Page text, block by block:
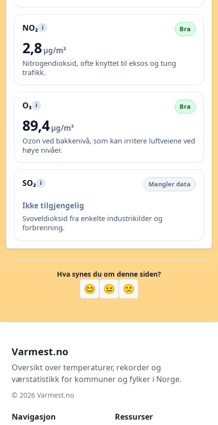
NO₂ i Bra
2,8 µg/m³
Nitrogendioksid, ofte knyttet til eksos og tung
trafikk.
O₃ i Bra
89,4 µg/m³
Ozon ved bakkenivå, som kan irritere luftveiene ved
høye nivåer.
SO₂ i Mangler data
Ikke tilgjengelig
Svoveldioksid fra enkelte industrikilder og
forbrenning.
Hva synes du om denne siden?
😊 😐 🙁
Varmest.no
Oversikt over temperaturer, rekorder og
værstatistikk for kommuner og fylker i Norge.
© 2026 Varmest.no
Navigasjon
Ressurser